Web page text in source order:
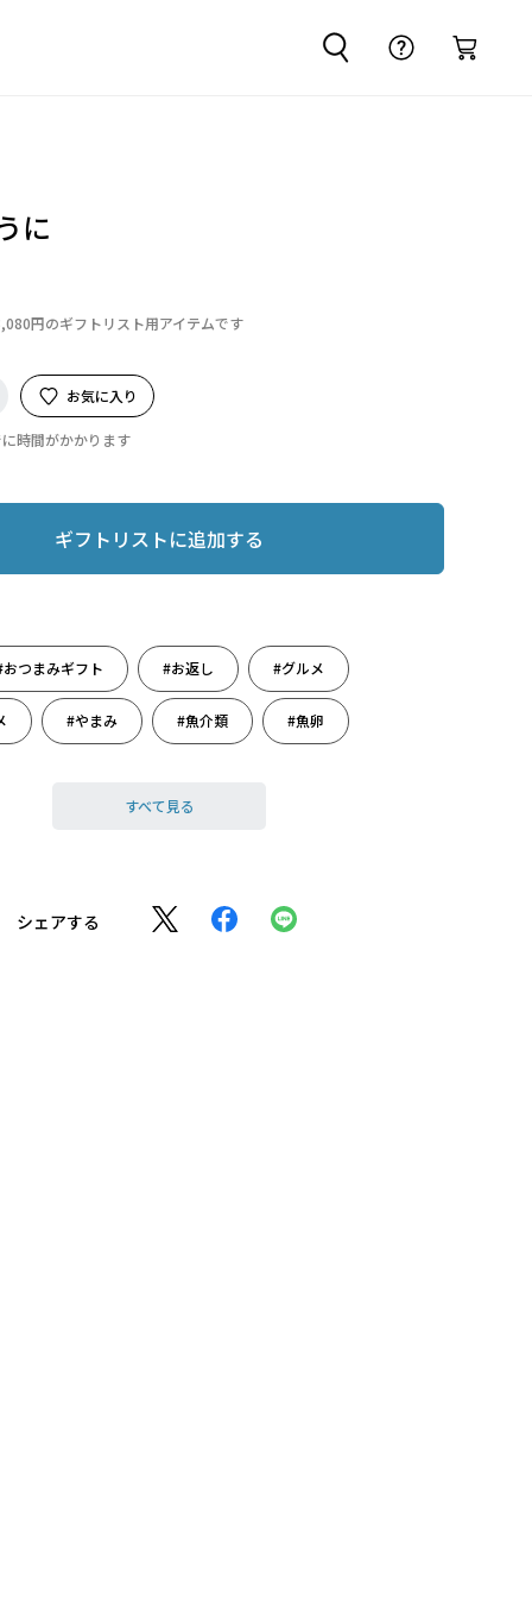
に
円のギフトリスト用アイテムです
お気に入り
時間がかかります
ギフトリストに追加する
おつまみギフト #お返し #グルメ
#やまみ #魚介類 #魚卵
すべて見る
シェアする